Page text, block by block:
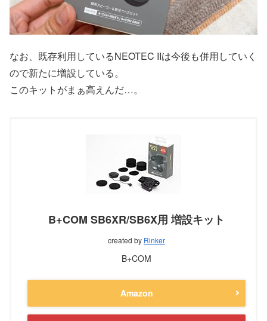
なお、既存利用しているNEOTEC IIは今後も併用していく
ので新たに増設している。
このキットがまぁ高えんだ…。
B+COM SB6XR/SB6X用 増設キット
created by Rinker
B+COM
Amazon